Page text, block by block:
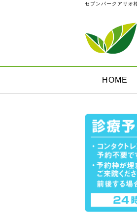
セブンパークアリオ
HOME